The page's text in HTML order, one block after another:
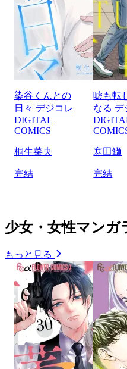
染谷くんとの
日々 デジコレ
DIGITAL
COMICS
桐生菜央
完結
嘘も転
なる デ
寒田鰤
完結
少女・女性マンガ
もっと見る